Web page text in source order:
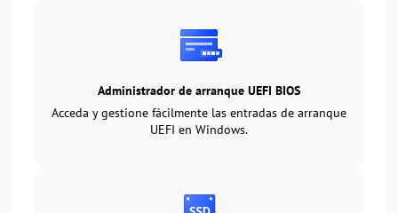
Administrador de arranque UEFI BIOS
Acceda y gestione fácilmente las entradas de arranque
UEFI en Windows.